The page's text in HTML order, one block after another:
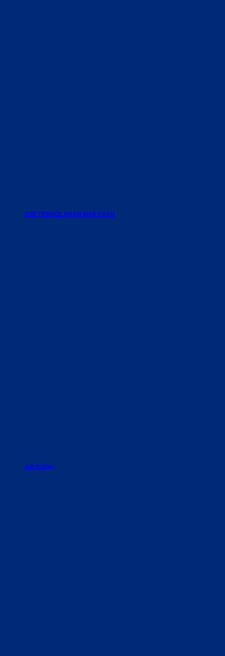
JOB PENGOLAHAN MAKANAN
Job Kaigo